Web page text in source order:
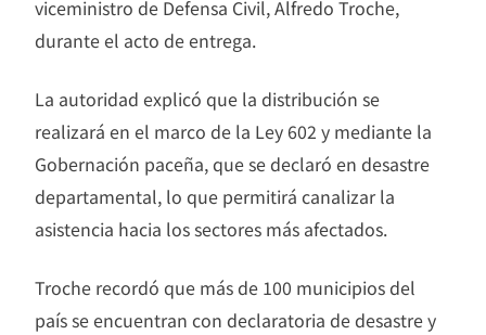
viceministro de Defensa Civil, Alfredo Troche,
durante el acto de entrega.
La autoridad explicó que la distribución se
realizará en el marco de la Ley 602 y mediante la
Gobernación paceña, que se declaró en desastre
departamental, lo que permitirá canalizar la
asistencia hacia los sectores más afectados.
Troche recordó que más de 100 municipios del
país se encuentran con declaratoria de desastre y